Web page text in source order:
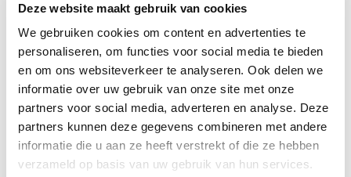
Deze website maakt gebruik van cookies
We gebruiken cookies om content en advertenties te
personaliseren, om functies voor social media te bieden
en om ons websiteverkeer te analyseren. Ook delen we
informatie over uw gebruik van onze site met onze
partners voor social media, adverteren en analyse. Deze
partners kunnen deze gegevens combineren met andere
informatie die u aan ze heeft verstrekt of die ze hebben
verzameld op basis van uw gebruik van hun services.
Het team van Leef3.nu
Mail Print Tweet